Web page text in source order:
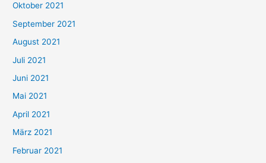
n
n
a
c
h
:
Oktober 2021
September 2021
August 2021
Juli 2021
Juni 2021
Mai 2021
April 2021
März 2021
Februar 2021